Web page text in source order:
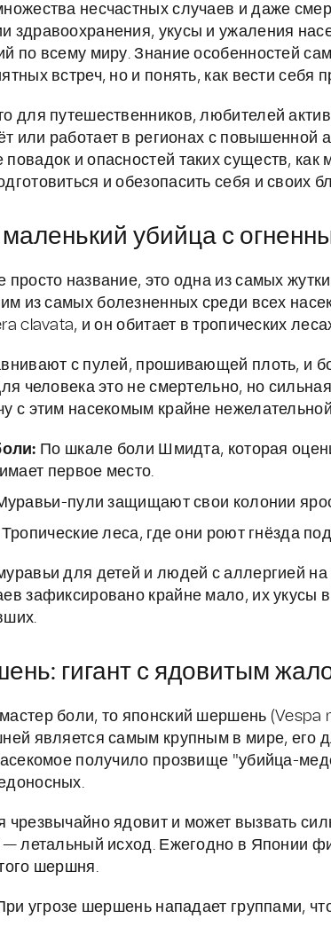
несчастных случаев и даже
здравоохранения, укусы и ужаления
по всему миру. Знание особенностей
встреч, но и понять, как вести себя
для путешественников, любителей
или работает в регионах с повышенной
и опасностей таких существ, как
и обезопасить себя и своих
убийца с
название, это одна из самых
из самых болезненных среди всех
clavata, и он обитает в тропических
с пулей, прошивающей плоть, и
человека это не смертельно, но
с этим насекомым крайне
По шкале боли Шмидта, которая
первое место.
пули защищают свои колонии
Тропические леса, где они роют гнёзда
для детей и людей с аллергией
зафиксировано крайне мало, их
гигант с ядовитым
боли, то японский шершень (Vespa
является самым крупным в мире, его
получило прозвище "убийца-
чрезвычайно ядовит и может вызвать
— летальный исход. Ежегодно в Японии
шершня.
угрозе шершень нападает группами,